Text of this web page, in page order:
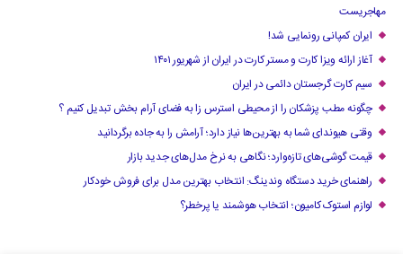
مهاجریست
ایران کمپانی رونمایی شد!
آغاز ارائه ویزا کارت و مستر کارت در ایران از شهریور ۱۴۰۱
سیم کارت گرجستان دائمی در ایران
چگونه مطب پزشکان را از محیطی استرس زا به فضای آرام بخش تبدیل کنیم ؟
وقتی هیوندای شما به بهترین‌ها نیاز دارد؛ آرامش را به جاده برگردانید
قیمت گوشی‌های تازه‌وارد؛ نگاهی به نرخ مدل‌های جدید بازار
راهنمای خرید دستگاه وندینگ: انتخاب بهترین مدل برای فروش خودکار
لوازم استوک کامیون؛ انتخاب هوشمند یا پرخطر؟